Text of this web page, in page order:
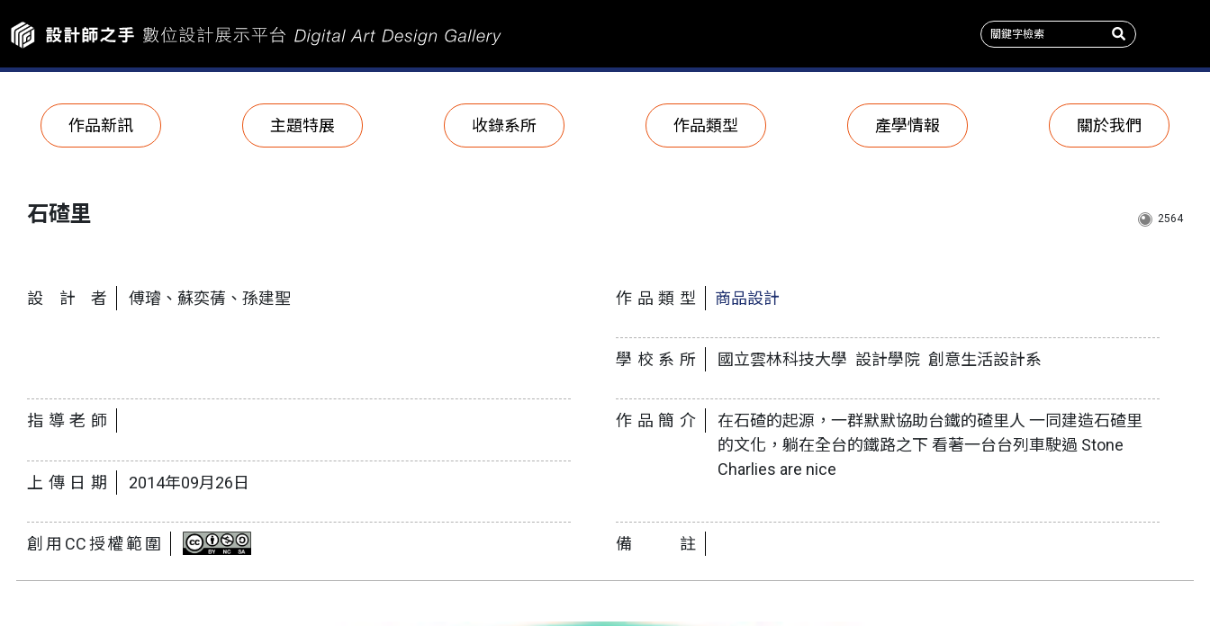
作品新訊 主題特展 收錄系所 作品類型 產學情報 關於我們
石碴里 2564
設計者 傅璿、蘇奕蒨、孫建聖 作品類型 商品設計
學校系所 國立雲林科技大學 設計學院 創意生活設計系
指導老師 作品簡介
在石碴的起源，一群默默協助台鐵的碴里人 一同建造石碴里
的文化，躺在全台的鐵路之下 看著一台台列車駛過 Stone
Charlies are nice
備註
上傳日期 2014年09月26日
創用CC授權範圍